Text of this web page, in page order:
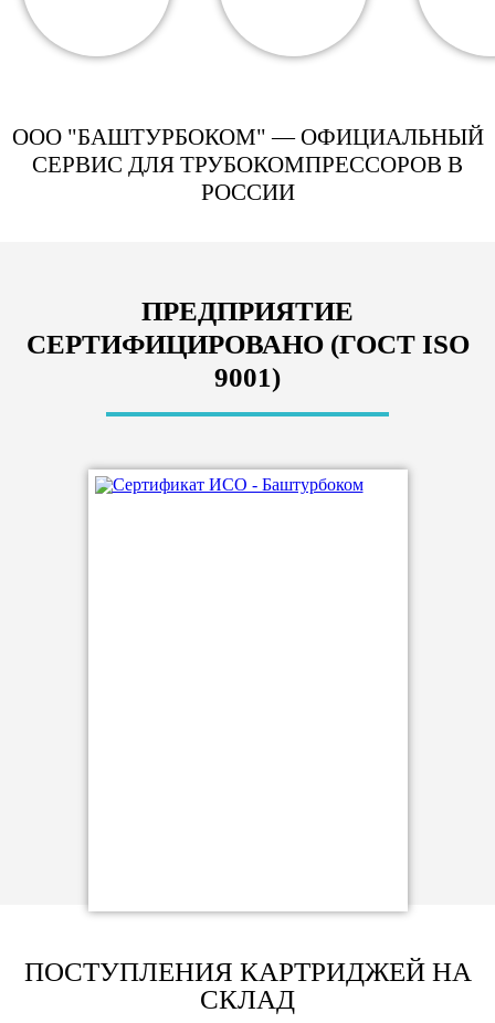
ООО "БАШТУРБОКОМ" — ОФИЦИАЛЬНЫЙ
СЕРВИС ДЛЯ ТРУБОКОМПРЕССОРОВ В
РОССИИ
ПРЕДПРИЯТИЕ
СЕРТИФИЦИРОВАНО (ГОСТ ISO
9001)
ПОСТУПЛЕНИЯ КАРТРИДЖЕЙ НА
СКЛАД